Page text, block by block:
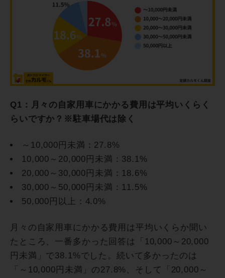
Q1：月々の自家用車にかかる費用は平均いくらく
らいですか？※駐車場代は除く
～10,000円未満：27.8%
10,000～20,000円未満：38.1%
20,000～30,000円未満：18.6%
30,000～50,000円未満：11.5%
50,000円以上：4.0%
月々の自家用車にかかる費用は平均いくらか聞い
たところ、一番多かった回答は「10,000～20,000
円未満」で38.1%でした。続いて多かったのは
「～10,000円未満」の27.8%、そして「20,000～